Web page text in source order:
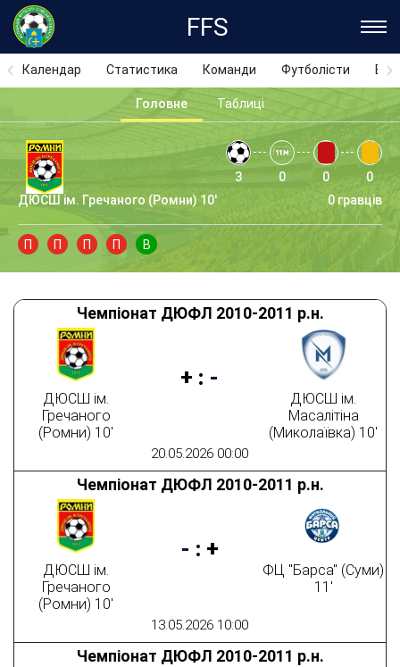
FFS
Календар Статистика Команди Футболісти
Головне Таблиці
ДЮСШ ім. Гречаного (Ромни) 10' 0 гравців
П П П П В
3 0 0 0
20.05.2026 00:00
Чемпіонат ДЮФЛ 2010-2011 р.н.
ДЮСШ ім.
Гречаного
(Ромни) 10'
+ : -
ДЮСШ ім.
Масалітіна
(Миколаївка) 10'
13.05.2026 10:00
Чемпіонат ДЮФЛ 2010-2011 р.н.
ДЮСШ ім.
Гречаного
(Ромни) 10'
- : +
ФЦ "Барса" (Суми)
11'
Чемпіонат ДЮФЛ 2010-2011 р.н.